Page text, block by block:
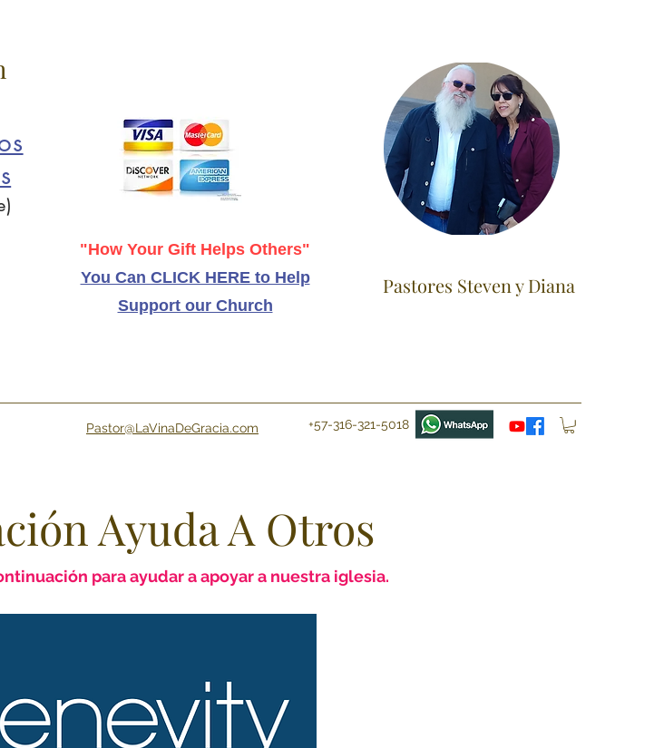
"How Your Gift Helps Others"
You Can CLICK HERE to Help
Support our Church
Pastores Steven y Diana
Pastor@LaVinaDeGracia.com +57-316-321-5018
Ayuda A Otros
para ayudar a apoyar a nuestra iglesia.